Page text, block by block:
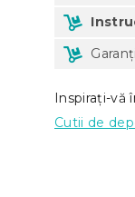
Inspirați-vă
Cutii de